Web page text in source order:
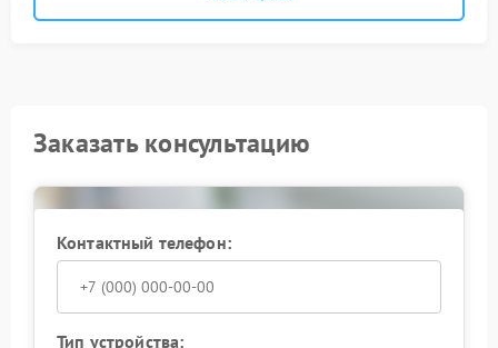
Заказать консультацию
Контактный телефон:
Тип устройства: